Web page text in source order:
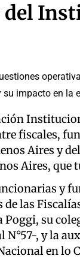
del
impacto en la
fiscales,
Aires y
Aires, que
y
las
Poggi, su
N°57-, y la
en lo